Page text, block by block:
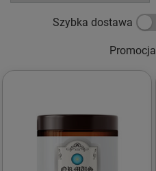
Szybka dostawa
Promocja